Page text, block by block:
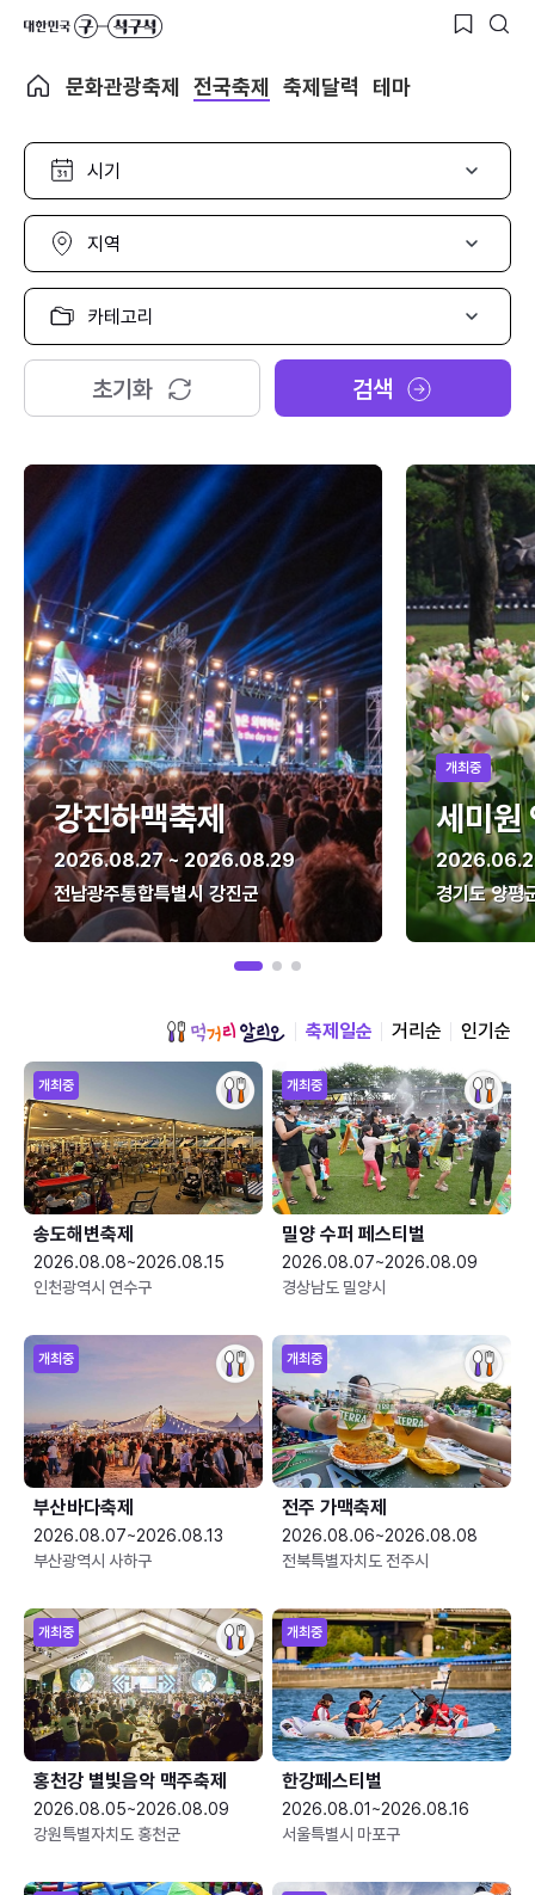
문화관광축제 전국축제 축제달력 테마
시
선
택
지
선
택
카
고
리
택
초기화 검색
강진하맥축제
2026.08.27 ~ 2026.08.29
전남광주통합특별시 강진군
개최중
세미원
경기도 양평
축제일순 거리순 인기순
개최중
송도해변축제
2026.08.08~2026.08.15
인천광역시 연수구
개최중
밀양 수퍼 페스티벌
2026.08.07~2026.08.09
경상남도 밀양시
개최중
부산바다축제
2026.08.07~2026.08.13
부산광역시 사하구
개최중
전주 가맥축제
2026.08.06~2026.08.08
전북특별자치도 전주시
개최중
홍천강 별빛음악 맥주축제
2026.08.05~2026.08.09
강원특별자치도 홍천군
개최중
한강페스티벌
2026.08.01~2026.08.16
서울특별시 마포구